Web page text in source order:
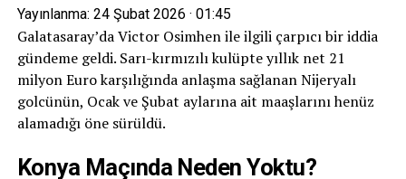
Yayınlanma: 24 Şubat 2026 · 01:45
Galatasaray’da Victor Osimhen ile ilgili çarpıcı bir iddia
gündeme geldi. Sarı-kırmızılı kulüpte yıllık net 21
milyon Euro karşılığında anlaşma sağlanan Nijeryalı
golcünün, Ocak ve Şubat aylarına ait maaşlarını henüz
alamadığı öne sürüldü.
Konya Maçında Neden Yoktu?